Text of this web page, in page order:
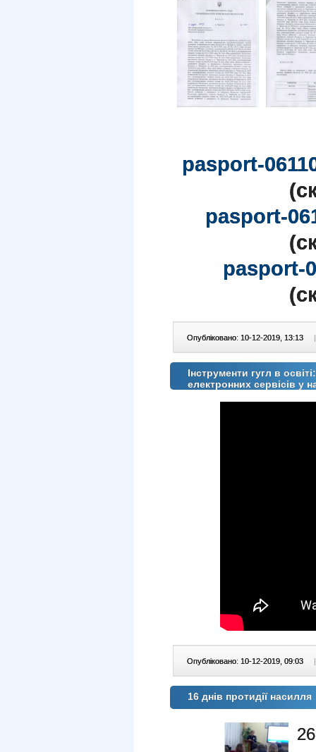
pasport-
pasport-
pasport-
Опубліковано: 10-12-2019, 13:13 |
Інструменти гугл в
електронних сервісів у
Опубліковано: 10-12-2019, 09:03 |
16 днів протидії насилля